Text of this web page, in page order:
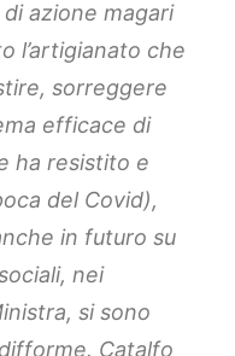
azione magari
l’artigianato che
sorreggere
efficace di
ha resistito e
del Covid),
in futuro su
nei
si sono
Catalfo